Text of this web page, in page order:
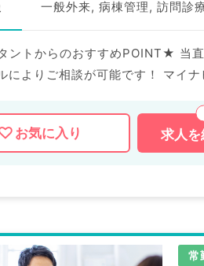
一般外来, 病棟管理, 訪問診
ントからのおすすめPOINT★ 当
です！ マイナビDOCTORでは病院やクリニックなどの医療機関求人は
せ下さい。
お気に入り 求人を
常